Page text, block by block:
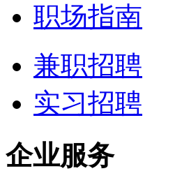
职场指南
兼职招聘
实习招聘
企业服务